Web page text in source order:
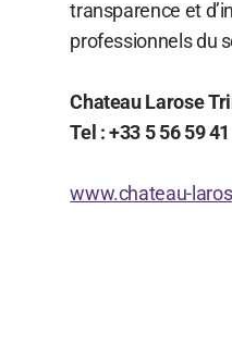
transparence et
professionnels du
Chateau Larose
Tel : +33 5 56 59
www.chateau-